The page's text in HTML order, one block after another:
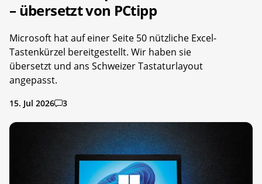
– übersetzt von PCtipp
Microsoft hat auf einer Seite 50 nützliche Excel-
Tastenkürzel bereitgestellt. Wir haben sie
übersetzt und ans Schweizer Tastaturlayout
angepasst.
15. Jul 2026 3